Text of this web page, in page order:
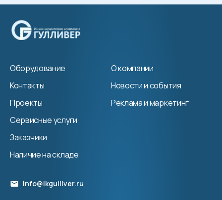
Оборудование
Контакты
Проекты
Сервисные услуги
Заказчики
Наличие на складе
О компании
Новости и события
Реклама и маркетинг
info@ikgulliver.ru